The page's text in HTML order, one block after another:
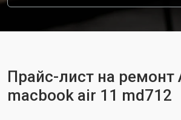
Прайс-лист на ремонт
macbook air 11 md712